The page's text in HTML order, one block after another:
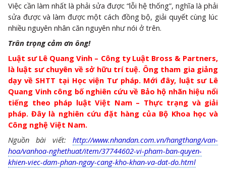
Việc cần làm nhất là phải sửa được “lỗi hệ thống”, nghĩa là phải
sửa được và làm được một cách đồng bộ, giải quyết cùng lúc
nhiều nguyên nhân căn nguyên như nói ở trên.
Trân trọng cảm ơn ông!
Luật sư Lê Quang Vinh – Công ty Luật Bross & Partners,
là luật sư chuyên về sở hữu trí tuệ. Ông tham gia giảng
dạy về SHTT tại Học viện Tư pháp. Mới đây, luật sư Lê
Quang Vinh công bố nghiên cứu về Bảo hộ nhãn hiệu nổi
tiếng theo pháp luật Việt Nam – Thực trạng và giải
pháp. Đây là nghiên cứu đặt hàng của Bộ Khoa học và
Công nghệ Việt Nam.
Nguồn bài viết: http://www.nhandan.com.vn/hangthang/van-
hoa/vanhoa-nghethuat/item/37744602-vi-pham-ban-quyen-
khien-viec-dam-phan-ngay-cang-kho-khan-va-dat-do.html